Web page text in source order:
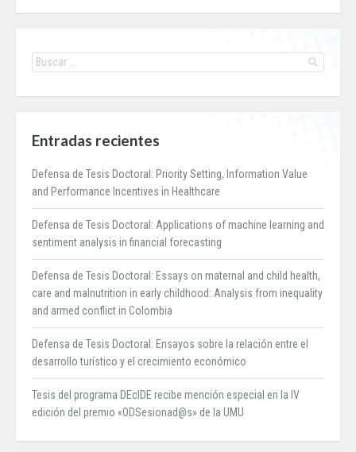
Entradas recientes
Defensa de Tesis Doctoral: Priority Setting, Information Value
and Performance Incentives in Healthcare
Defensa de Tesis Doctoral: Applications of machine learning and
sentiment analysis in financial forecasting
Defensa de Tesis Doctoral: Essays on maternal and child health,
care and malnutrition in early childhood: Analysis from inequality
and armed conflict in Colombia
Defensa de Tesis Doctoral: Ensayos sobre la relación entre el
desarrollo turístico y el crecimiento económico
Tesis del programa DEcIDE recibe mención especial en la IV
edición del premio «ODSesionad@s» de la UMU